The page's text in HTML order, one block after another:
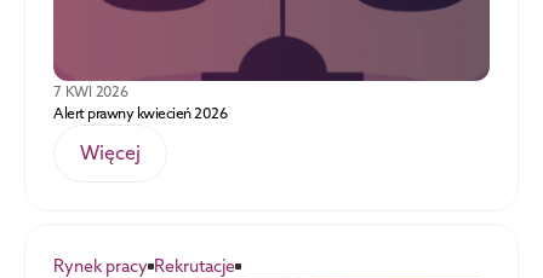
7 KWI 2026
Alert prawny kwiecień 2026
Więcej
Rynek pracy Rekrutacje